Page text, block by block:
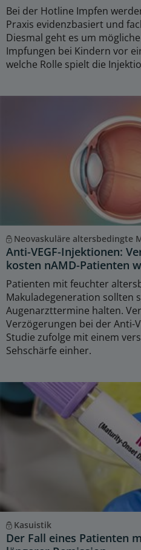
Bei der Hotline Impfen
Praxis evidenzbasiert und
Diesmal geht es um
Impfungen bei Kindern vor
welche Rolle spielt die
Neovaskuläre altersbedingte
Anti-VEGF-Injektionen:
kosten nAMD-Patienten
Patienten mit feuchter
Makuladegeneration sollten
Augenarzttermine halten.
Verzögerungen bei der Anti-
Studie zufolge mit einem
Sehschärfe einher.
Kasuistik
Der Fall eines Patienten